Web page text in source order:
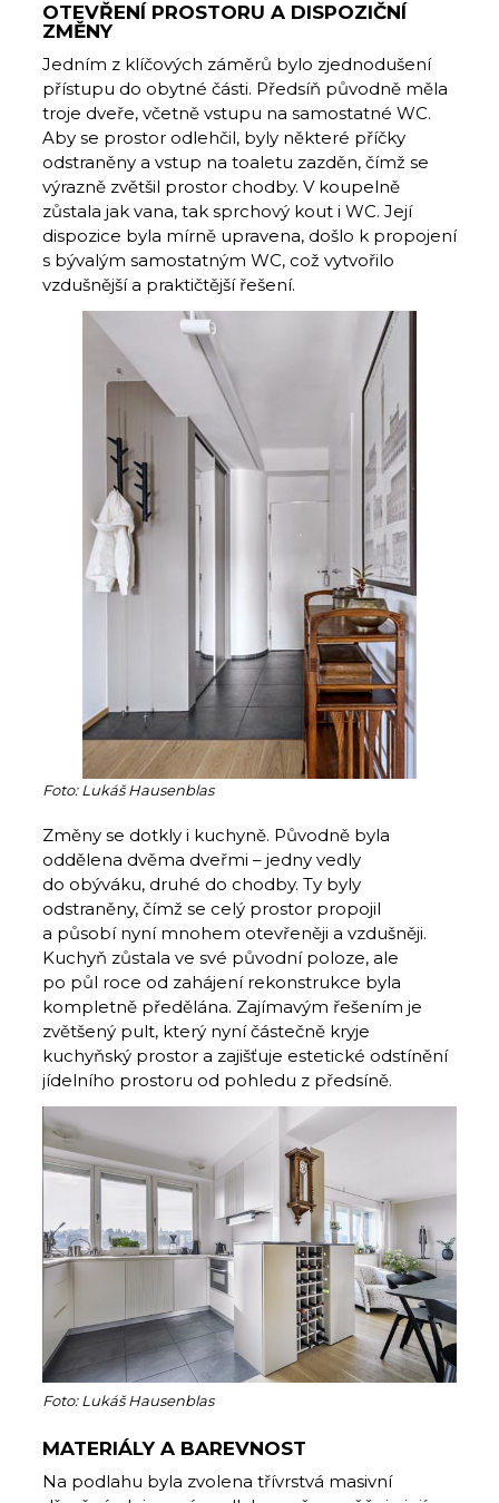
OTEVŘENÍ PROSTORU A DISPOZIČNÍ
ZMĚNY
Jedním z klíčových záměrů bylo zjednodušení
přístupu do obytné části. Předsíň původně měla
troje dveře, včetně vstupu na samostatné WC.
Aby se prostor odlehčil, byly některé příčky
odstraněny a vstup na toaletu zazděn, čímž se
výrazně zvětšil prostor chodby. V koupelně
zůstala jak vana, tak sprchový kout i WC. Její
dispozice byla mírně upravena, došlo k propojení
s bývalým samostatným WC, což vytvořilo
vzdušnější a praktičtější řešení.
Foto: Lukáš Hausenblas
Změny se dotkly i kuchyně. Původně byla
oddělena dvěma dveřmi – jedny vedly
do obýváku, druhé do chodby. Ty byly
odstraněny, čímž se celý prostor propojil
a působí nyní mnohem otevřeněji a vzdušněji.
Kuchyň zůstala ve své původní poloze, ale
po půl roce od zahájení rekonstrukce byla
kompletně předělána. Zajímavým řešením je
zvětšený pult, který nyní částečně kryje
kuchyňský prostor a zajišťuje estetické odstínění
jídelního prostoru od pohledu z předsíně.
Foto: Lukáš Hausenblas
MATERIÁLY A BAREVNOST
Na podlahu byla zvolena třívrstvá masivní